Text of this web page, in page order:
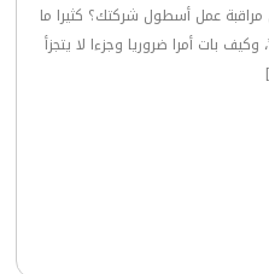
عمل أسطول شركتك؟ كثيرا ما
بات أمرا ضروريا وجزءا لا يتجزأ